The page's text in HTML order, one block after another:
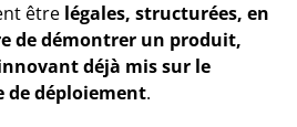
être légales, structurées, en
de démontrer un produit,
déjà mis sur le
de déploiement.